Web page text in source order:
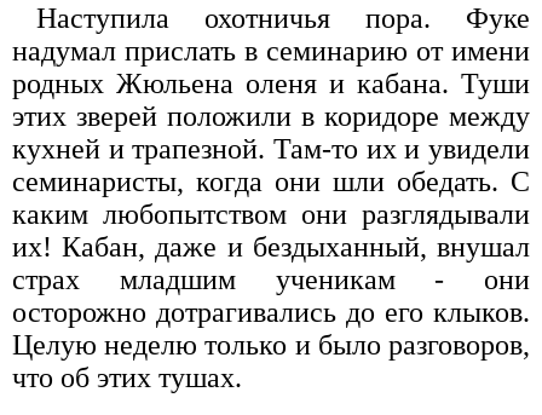
Наступила охотничья пора. Фуке
надумал прислать в семинарию от имени
родных Жюльена оленя и кабана. Туши
этих зверей положили в коридоре между
кухней и трапезной. Там-то их и увидели
семинаристы, когда они шли обедать. С
каким любопытством они разглядывали
их! Кабан, даже и бездыханный, внушал
страх младшим ученикам - они
осторожно дотрагивались до его клыков.
Целую неделю только и было разговоров,
что об этих тушах.